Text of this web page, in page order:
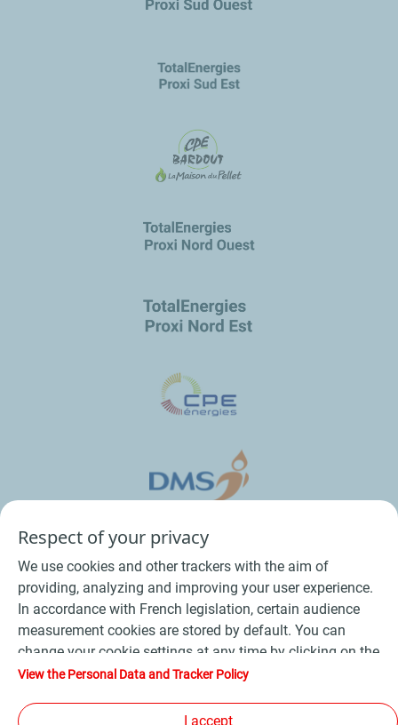
Conditions Générales de Vente Bois
Respect of your privacy
We use cookies and other trackers with the aim of
providing, analyzing and improving your user experience.
In accordance with French legislation, certain audience
measurement cookies are stored by default. You can
change your cookie settings at any time by clicking on the
"Manage my cookies" button. By clicking on the "Accept"
device. If you click on "Decline", only the technical cookies
View the Personal Data and Tracker Policy
I accept